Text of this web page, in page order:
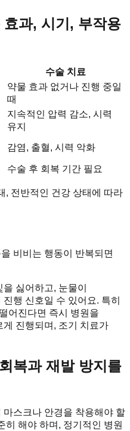
과, 시기, 부작용
수술 치료
약물 효과 없거나 진행 중일
때
지속적인 압력 감소, 시력
유지
감염, 출혈, 시력 악화
수술 후 회복 기간 필요
, 전반적인 건강 상태에 따라
비비는 행동이 반복되면
싫어하고, 눈물이
행 신호일 수 있어요. 특히
어진다면 즉시 병원을
진행되며, 조기 치료가
복과 재발 방지를
스크나 안경을 착용해야 할
히 해야 하며, 정기적인 병원